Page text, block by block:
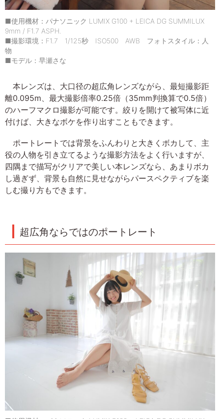
■使用機材：パナソニック LUMIX G100 + LEICA DG SUMMILUX
9mm / F1.7 ASPH.
■撮影環境：F1.7 1/125秒 ISO500 AWB フォトスタイル：人
物
■モデル：早瀬さな
本レンズは、大口径の超広角レンズながら、最短撮影距
離0.095m、最大撮影倍率0.25倍（35mm判換算で0.5倍）
のハーフマクロ撮影が可能です。絞りを開けて被写体に近
付けば、大きなボケを作り出すこともできます。
ポートレートでは背景をふんわりと大きくボカして、主
役の人物を引き立てるような撮影方法をよく行いますが、
四隅まで描写がクリアで美しい本レンズなら、あまりボカ
し過ぎず、背景も自然に見せながらパースペクティブを楽
しむ撮り方もできます。
超広角ならではのポートレート